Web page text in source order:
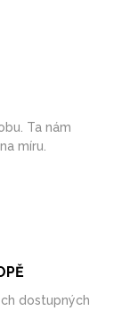
Ta nám
míru.
dostupných